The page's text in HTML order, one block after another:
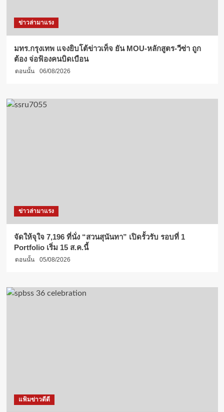
ข่าวล่ามาแรง
มทร.กรุงเทพ แจงยิบโต้ข่าวเท็จ ยัน MOU-หลักสูตร-วีซ่า ถูก
ต้อง จ่อฟ้องคนบิดเบือน
ตอนนั้น 06/08/2026
ข่าวล่ามาแรง
จัดให้จุใจ 7,196 ที่นั่ง “สวนสุนันทา” เปิดรั้วรับ รอบที่ 1
Portfolio เริ่ม 15 ส.ค.นี้
ตอนนั้น 05/08/2026
แฟ้มข่าวดีดี